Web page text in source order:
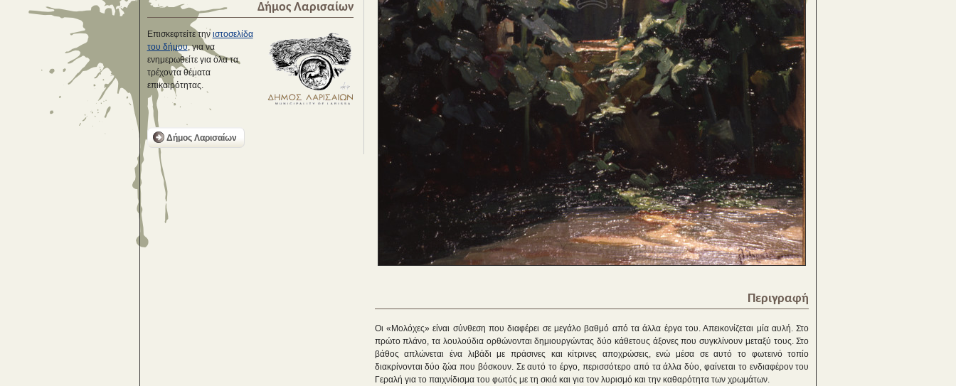
Δήμος Λαρισαίων
Επισκεφτείτε την ιστοσελίδα
του δήμου, για να
ενημερωθείτε για όλα τα
τρέχοντα θέματα
επικαιρότητας.
Δήμος Λαρισαίων
Περιγραφή
Οι «Μολόχες» είναι σύνθεση που διαφέρει σε μεγάλο βαθμό από τα άλλα έργα του. Απεικονίζεται μία αυλή. Στο
πρώτο πλάνο, τα λουλούδια ορθώνονται δημιουργώντας δύο κάθετους άξονες που συγκλίνουν μεταξύ τους. Στο
βάθος απλώνεται ένα λιβάδι με πράσινες και κίτρινες αποχρώσεις, ενώ μέσα σε αυτό το φωτεινό τοπίο
διακρίνονται δύο ζώα που βόσκουν. Σε αυτό το έργο, περισσότερο από τα άλλα δύο, φαίνεται το ενδιαφέρον του
Γεραλή για το παιχνίδισμα του φωτός με τη σκιά και για τον λυρισμό και την καθαρότητα των χρωμάτων.